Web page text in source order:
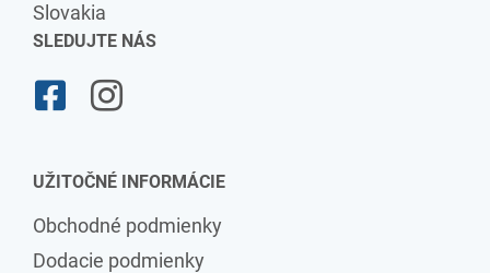
Slovakia
SLEDUJTE NÁS
UŽITOČNÉ INFORMÁCIE
Obchodné podmienky
Dodacie podmienky